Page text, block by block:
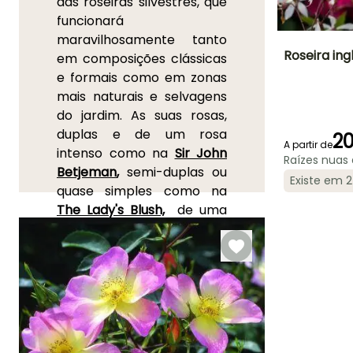
funcionará
maravilhosamente tanto
em composições clássicas
e formais como em zonas
mais naturais e selvagens
do jardim. As suas rosas,
duplas e de um rosa
intenso como na Sir John
Betjeman,semi-duplas ou
quase simples como na
The Lady's Blush,
de uma
infinita leveza, são
geralmente de cor clara e
emdiferentes tons de rosa.
Desabrocham de forma
intermitente, desde o
verão até aos primeiros
frios, sobre uma vegetação
Período de
Roseira
A partir de
Raízes
Existe em